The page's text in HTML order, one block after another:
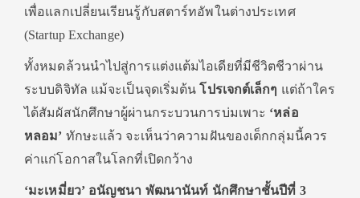
เพื่อแลกเปลี่ยนเรียนรู้กับสตาร์ทอัพในต่างประเทศ
(Startup Exchange)
ทั้งหมดล้วนนำไปสู่การแต่งแต้มไอเดียที่มีชีวิตชีวาผ่าน
ระบบดิจิทัล แม้จะเป็นจุดเริ่มต้นโปรเจกต์เล็กๆ แต่ถ้าใคร
ได้สัมผัสนักศึกษาผู้ผ่านกระบวนการบ่มเพาะ ‘หล่อ
หลอม’ ทักษะแล้ว จะเห็นว่าความฝันของเด็กกลุ่มนี้ควร
ค่าแก่โอกาสในโลกที่เปิดกว้าง
‘มะเหมี่ยว’ อนัญชนา พัฒนานันท์ นักศึกษาชั้นปีที่ 3